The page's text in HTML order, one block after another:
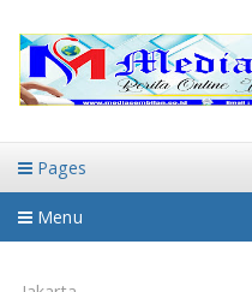
Pages
Menu